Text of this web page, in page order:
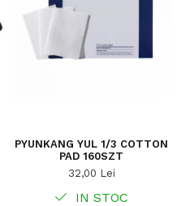
PYUNKANG YUL 1/3 COTTON
PAD 160SZT
32,00 Lei
IN STOC